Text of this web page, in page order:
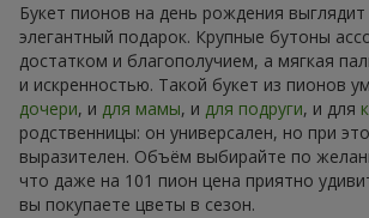
Букет пионов на день рождения
элегантный подарок. Крупные бутоны
достатком и благополучием, а мягкая
и искренностью. Такой букет из пионов
дочери, и для мамы, и для подруги, и для
родственницы: он универсален, но при
выразителен. Объём выбирайте по
что даже на 101 пион цена приятно
вы покупаете цветы в сезон.